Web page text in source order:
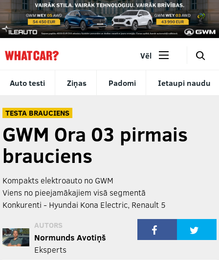
Auto testi Ziņas Padomi Ietaupi naudu
Vēl 🔎
TESTA BRAUCIENS
GWM Ora 03 pirmais
brauciens
Kompakts elektroauto no GWM
Viens no pieejamākajiem visā segmentā
Konkurenti - Hyundai Kona Electric, Renault 5
AUTORS
Normunds Avotiņš
Eksperts